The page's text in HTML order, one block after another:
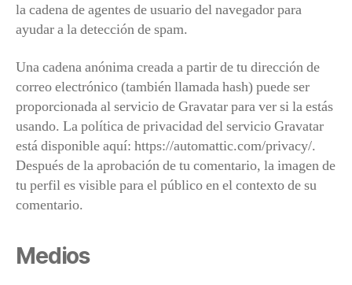
la cadena de agentes de usuario del navegador para
ayudar a la detección de spam.
Una cadena anónima creada a partir de tu dirección de
correo electrónico (también llamada hash) puede ser
proporcionada al servicio de Gravatar para ver si la estás
usando. La política de privacidad del servicio Gravatar
está disponible aquí: https://automattic.com/privacy/.
Después de la aprobación de tu comentario, la imagen de
tu perfil es visible para el público en el contexto de su
comentario.
Medios